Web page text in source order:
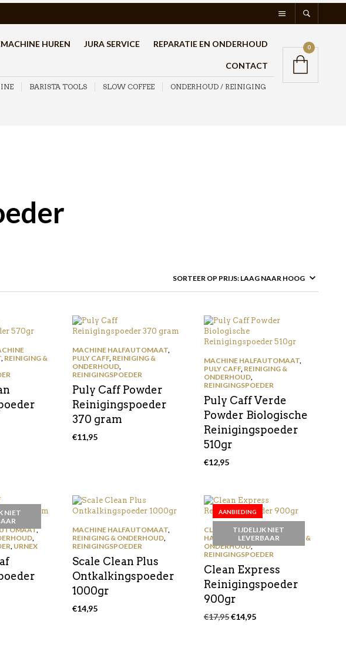
HUREN JURA SERVICE REPARATIE EN ONDERHOUD
CONTACT
BARISTA TOOLS SLOW COFFEE ONDERHOUD / REINIGING
0
, REINIGING &
MACHINE HALFAUTOMAAT,
PULY CAFF, REINIGING &
ONDERHOUD,
REINIGINGSPOEDER
Puly Caff Powder
Reinigingspoeder
370 gram
€11,95
MACHINE HALFAUTOMAAT,
PULY CAFF, REINIGING &
ONDERHOUD,
REINIGINGSPOEDER
Puly Caff Verde
Powder Biologische
Reinigingspoeder
510gr
€12,95
NIET
,
,
URNEX
MACHINE HALFAUTOMAAT
REINIGING & ONDERHOUD
REINIGINGSPOEDER
Scale Clean Plus
Ontkalkingspoeder
1000gr
€14,95
AANBIEDING
TIJDELIJK NIET
LEVERBAAR
CLEAN EXPRESS ,MACHINE
HALFAUTOMAAT,REINIGING &
ONDERHOUD,
REINIGINGSPOEDER
Clean Express
Reinigingspoeder
900gr
€17,95Oorspronkelijke
€14,95Huidige